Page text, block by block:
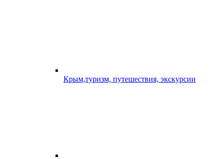
Крым,туризм, путешествия, экскурсии